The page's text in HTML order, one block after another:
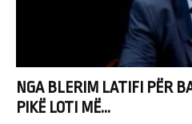
NGA BLERIM LATIFI PËR
PIKË LOTI MË...